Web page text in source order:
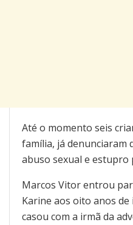
Até o momento seis
família, já denunciaram
abuso sexual e
Marcos Vitor entrou
Karine aos oito anos de
casou com a irmã da